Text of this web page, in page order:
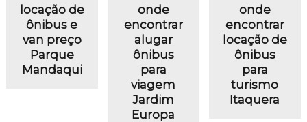
locação de
ônibus e
van preço
Parque
Mandaqui
onde
encontrar
alugar
ônibus
para
viagem
Jardim
Europa
onde
encontrar
locação de
ônibus
para
turismo
Itaquera